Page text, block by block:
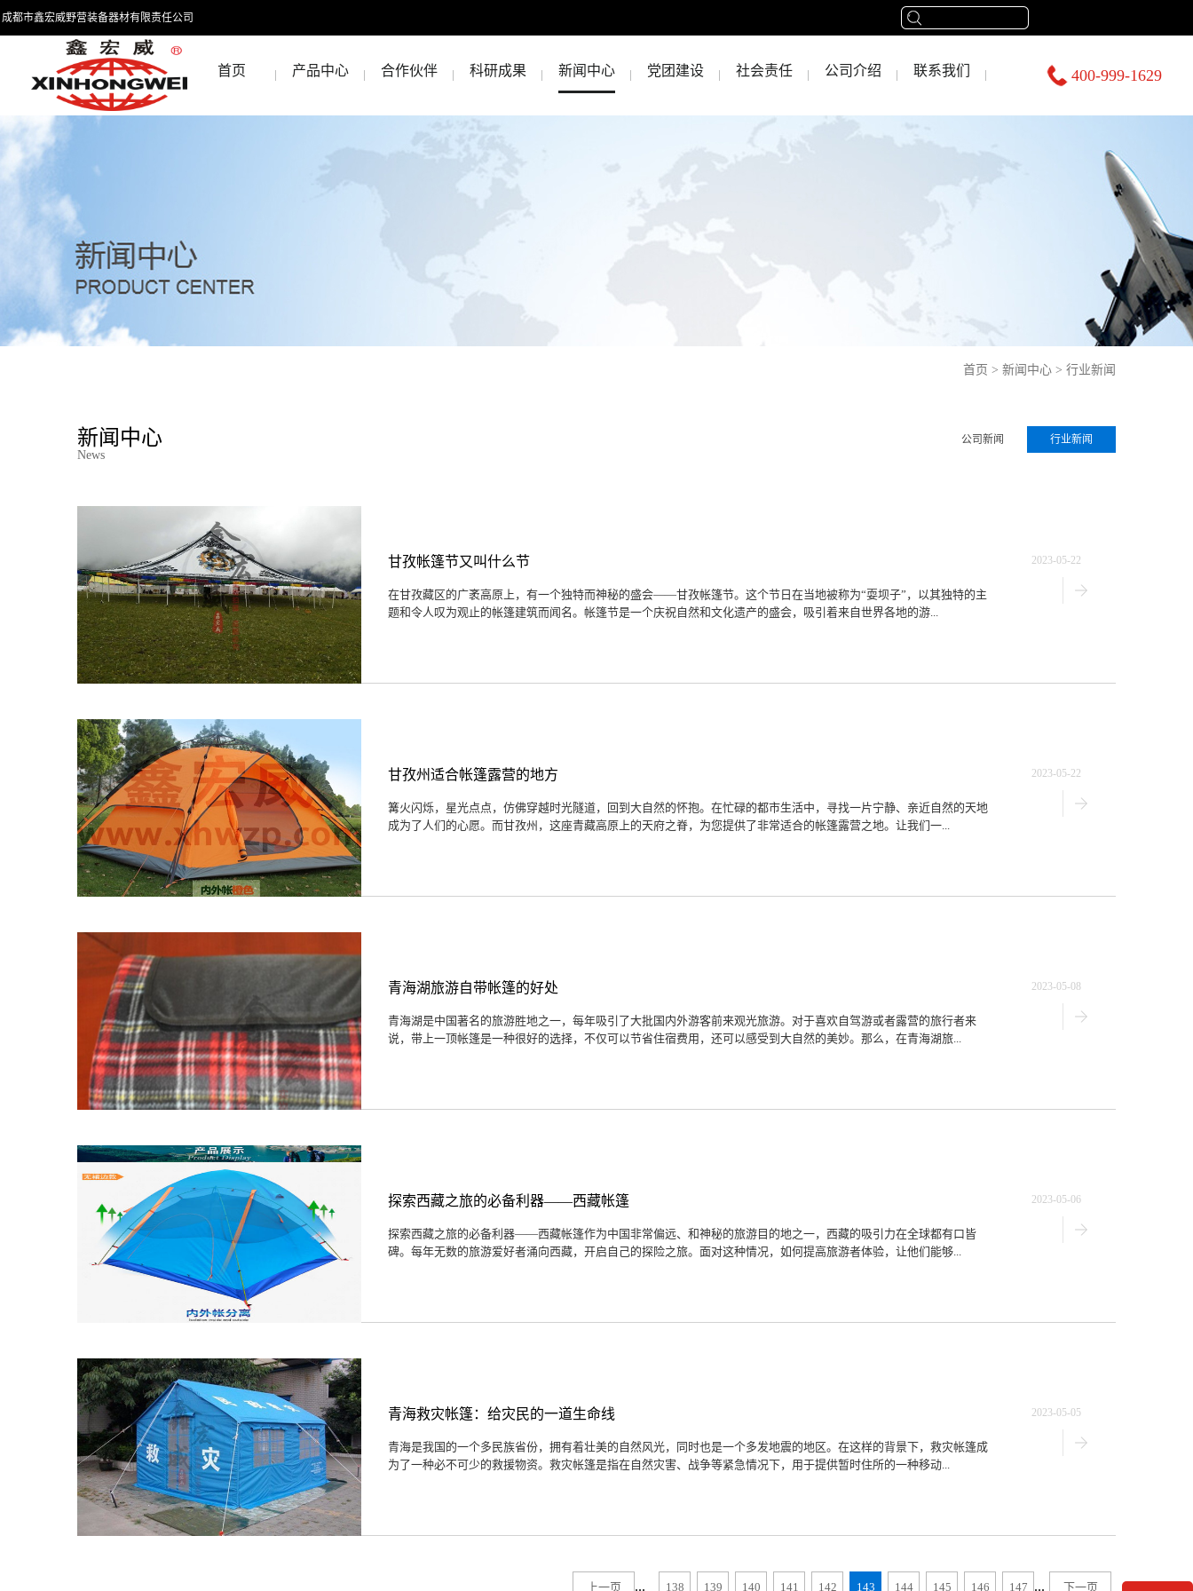
成都市鑫宏威野营装备器材有限责任公司
首页 产品中心 合作伙伴 科研成果 新闻中心 党团建设 社会责任 公司介绍 联系我们 400-999-1629
首页 > 新闻中心 > 行业新闻
新闻中心
News
公司新闻 行业新闻
甘孜帐篷节又叫什么节 2023-05-22
在甘孜藏区的广袤高原上，有一个独特而神秘的盛会——甘孜帐篷节。这个节日在当地被称为“耍坝子”，以其独特的主
题和令人叹为观止的帐篷建筑而闻名。帐篷节是一个庆祝自然和文化遗产的盛会，吸引着来自世界各地的游...
甘孜州适合帐篷露营的地方 2023-05-22
篝火闪烁，星光点点，仿佛穿越时光隧道，回到大自然的怀抱。在忙碌的都市生活中，寻找一片宁静、亲近自然的天地
成为了人们的心愿。而甘孜州，这座青藏高原上的天府之脊，为您提供了非常适合的帐篷露营之地。让我们一...
青海湖旅游自带帐篷的好处 2023-05-08
青海湖是中国著名的旅游胜地之一，每年吸引了大批国内外游客前来观光旅游。对于喜欢自驾游或者露营的旅行者来
说，带上一顶帐篷是一种很好的选择，不仅可以节省住宿费用，还可以感受到大自然的美妙。那么，在青海湖旅...
探索西藏之旅的必备利器——西藏帐篷 2023-05-06
探索西藏之旅的必备利器——西藏帐篷作为中国非常偏远、和神秘的旅游目的地之一，西藏的吸引力在全球都有口皆
碑。每年无数的旅游爱好者涌向西藏，开启自己的探险之旅。面对这种情况，如何提高旅游者体验，让他们能够...
青海救灾帐篷：给灾民的一道生命线 2023-05-05
青海是我国的一个多民族省份，拥有着壮美的自然风光，同时也是一个多发地震的地区。在这样的背景下，救灾帐篷成
为了一种必不可少的救援物资。救灾帐篷是指在自然灾害、战争等紧急情况下，用于提供暂时住所的一种移动...
上一页 ... 138 139 140 141 142 143 144 145 146 147 ... 下一页